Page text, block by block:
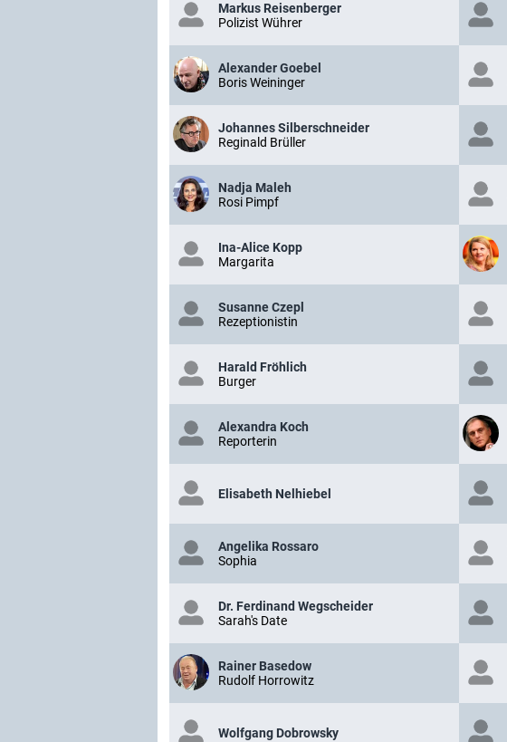
Markus Reisenberger
Polizist Wührer
Alexander Goebel
Boris Weininger
Johannes Silberschneider
Reginald Brüller
Nadja Maleh
Rosi Pimpf
Ina-Alice Kopp
Margarita
Susanne Czepl
Rezeptionistin
Harald Fröhlich
Burger
Alexandra Koch
Reporterin
Elisabeth Nelhiebel
Angelika Rossaro
Sophia
Dr. Ferdinand Wegscheider
Sarah's Date
Rainer Basedow
Rudolf Horrowitz
Wolfgang Dobrowsky